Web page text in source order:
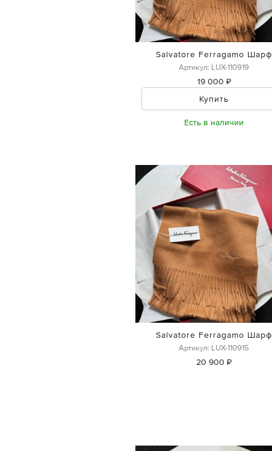
Salvatore Ferragamo Шарф
Артикул: LUX-110919
19 000 ₽
Купить
Есть в наличии
Salvatore Ferragamo Шарф
Артикул: LUX-110915
20 900 ₽